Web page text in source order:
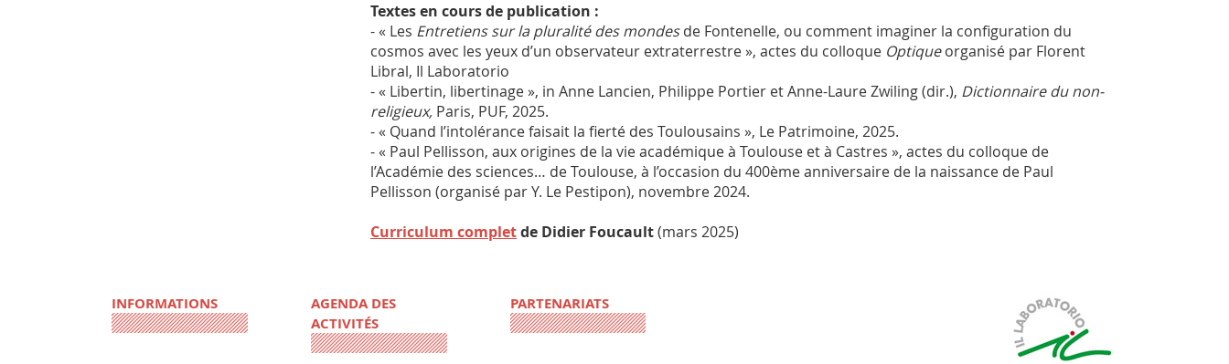
Textes en cours de publication :
- « Les Entretiens sur la pluralité des mondesde Fontenelle, ou comment imaginer la configuration du
cosmos avec les yeux d’un observateur extraterrestre », actes du colloque Optiqueorganisé par Florent
Libral, Il Laboratorio
- « Libertin, libertinage », in Anne Lancien, Philippe Portier et Anne-Laure Zwiling (dir.), Dictionnaire du non-
religieux, Paris, PUF, 2025.
- « Quand l’intolérance faisait la fierté des Toulousains », Le Patrimoine, 2025.
- « Paul Pellisson, aux origines de la vie académique à Toulouse et à Castres », actes du colloque de
l’Académie des sciences… de Toulouse, à l’occasion du 400ème anniversaire de la naissance de Paul
Pellisson (organisé par Y. Le Pestipon), novembre 2024.
Curriculum completde Didier Foucault(mars 2025)
INFORMATIONS
AGENDA DES
ACTIVITÉS
PARTENARIATS